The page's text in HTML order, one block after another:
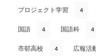
プロジェクト学習 4
国語 4 国語科 4
市邨高校 4 広報活